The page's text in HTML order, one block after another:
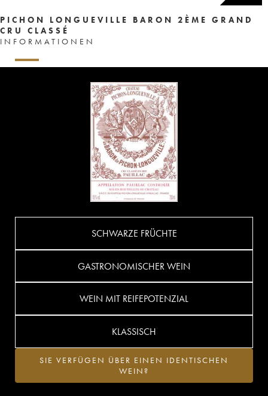
PICHON LONGUEVILLE BARON 2ÈME GRAND
CRU CLASSÉ
INFORMATIONEN
SCHWARZE FRÜCHTE
GASTRONOMISCHER WEIN
WEIN MIT REIFEPOTENZIAL
KLASSISCH
SIE VERFÜGEN ÜBER EINEN IDENTISCHEN
WEIN?